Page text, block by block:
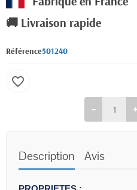
🚚 Livraison rapide
Référence501240
favorite_border
Description Avis